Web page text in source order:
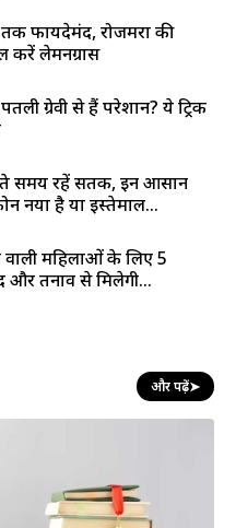
फायदेमंद, रोजमर्रा की
करें लेमनग्रास
ग्रेवी से हैं परेशान? ये ट्रिक
समय रहें सतर्क, इन आसान
नया है या इस्तेमाल...
महिलाओं के लिए 5
और तनाव से मिलेगी...
और पढ़ें➤